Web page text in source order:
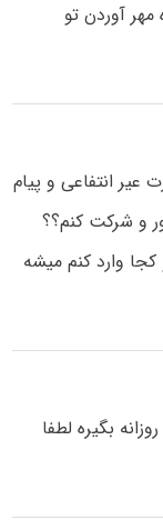
آوردن تو
عیر انتفاعی و پیام
و شرکت کنم؟؟
کجا وارد کنم میشه
روزانه بگیره لطفا